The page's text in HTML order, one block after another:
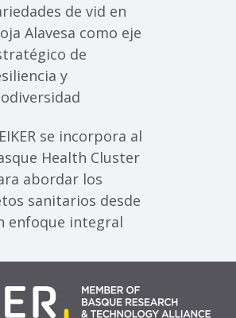
de vid en
Alavesa como eje
de
y
se incorpora al
Health Cluster
abordar los
sanitarios desde
enfoque integral